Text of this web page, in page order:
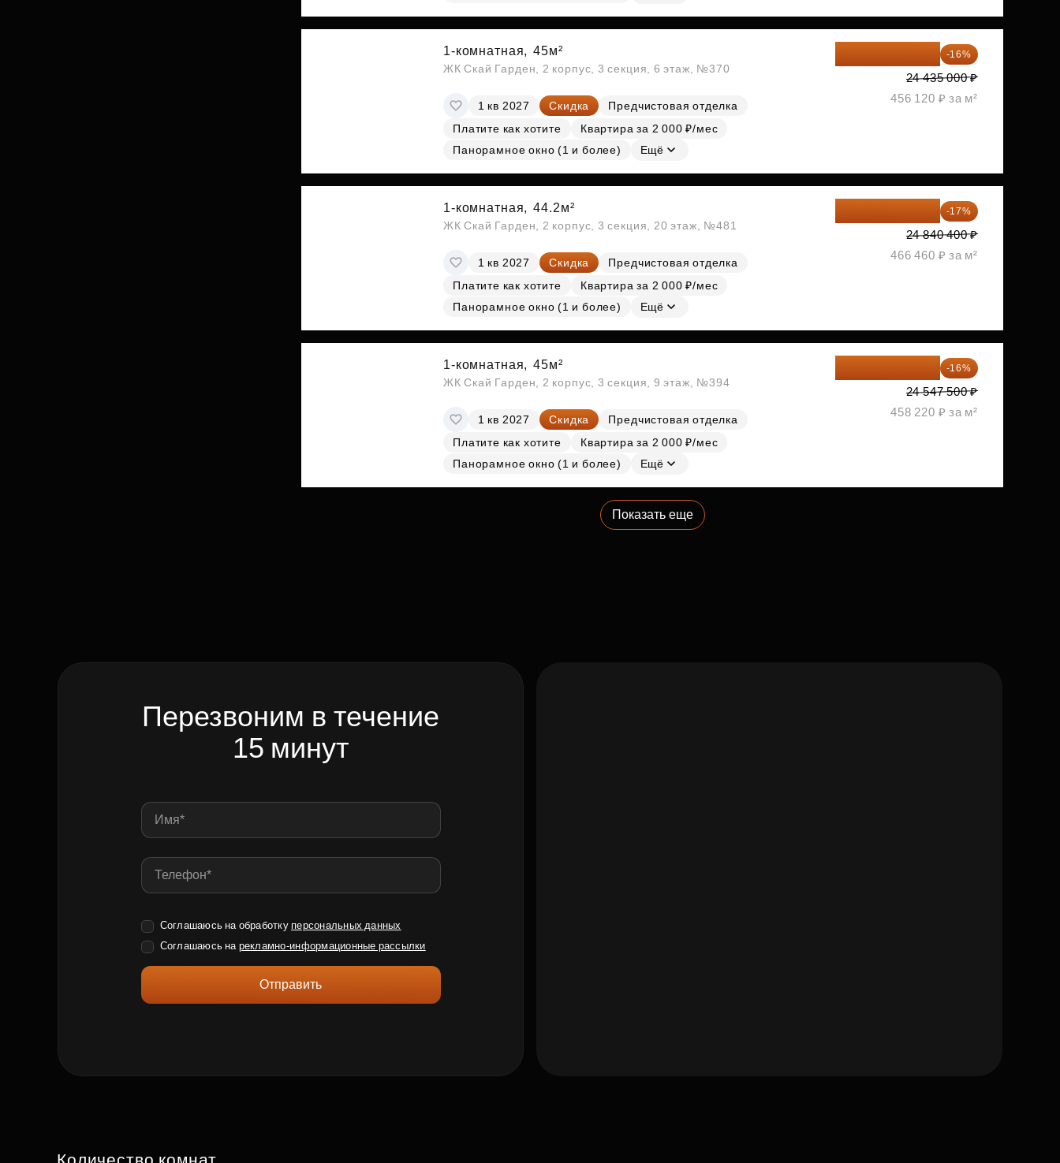
1-комнатная, 45м²
ЖК Скай Гарден, 2 корпус, 3 секция, 6 этаж, №370
1 кв 2027 Скидка
Предчистовая отделка
Платите как хотите
Квартира за 2 000 ₽/мес
Панорамное окно (1 и более)
Ещё
-16%
24 435 000 ₽
456 120 ₽ за м²
1-комнатная, 44.2м²
ЖК Скай Гарден, 2 корпус, 3 секция, 20 этаж, №481
1 кв 2027 Скидка
Предчистовая отделка
Платите как хотите
Квартира за 2 000 ₽/мес
Панорамное окно (1 и более)
Ещё
-17%
24 840 400 ₽
466 460 ₽ за м²
1-комнатная, 45м²
ЖК Скай Гарден, 2 корпус, 3 секция, 9 этаж, №394
1 кв 2027 Скидка
Предчистовая отделка
Платите как хотите
Квартира за 2 000 ₽/мес
Панорамное окно (1 и более)
Ещё
-16%
24 547 500 ₽
458 220 ₽ за м²
Показать еще
Перезвоним в течение
15 минут
Соглашаюсь на обработку персональных данных
Соглашаюсь на рекламно-информационные рассылки
Отправить